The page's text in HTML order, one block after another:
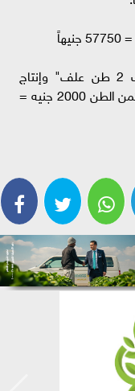
- (تكلفة العلف"كل طن سمك يستهلك 2 طن علف" وإنتاج
الفدان 6 أطنان سمك بـ 12 طن علف × ثمن الطن 2000 جنيه =